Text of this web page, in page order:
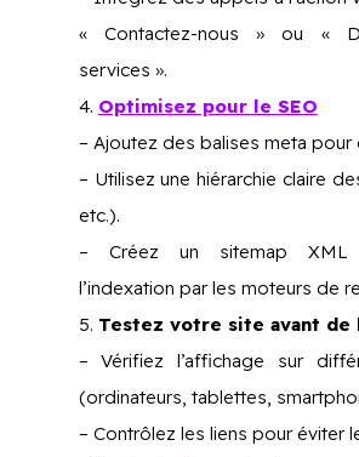
« Contactez-nous » ou «
services ».
Optimisez pour le SEO
– Ajoutez des balises meta pour
– Utilisez une hiérarchie claire
etc.).
– Créez un sitemap XML
l’indexation par les moteurs de
Testez votre site avant
– Vérifiez l’affichage sur
(ordinateurs, tablettes,
– Contrôlez les liens pour éviter